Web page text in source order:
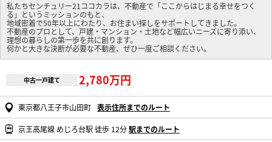
私たちセンチュリー21ココカラは、不動産で「ここからはじまる幸せをつく
る」というミッションのもと、
地域密着で50年以上にわたり、お住まい探しをサポートしてきました。
不動産のプロとして、戸建・マンション・土地など幅広いニーズに寄り添い、
理想の暮らしの第一歩を共に創ります。
何かと大きな決断が必要な不動産、ぜひ一度ご相談ください。
中古一戸建て 2,780万円
東京都八王子市山田町 表示住所までのルート
京王高尾線 めじろ台駅 徒歩 12分駅までのルート